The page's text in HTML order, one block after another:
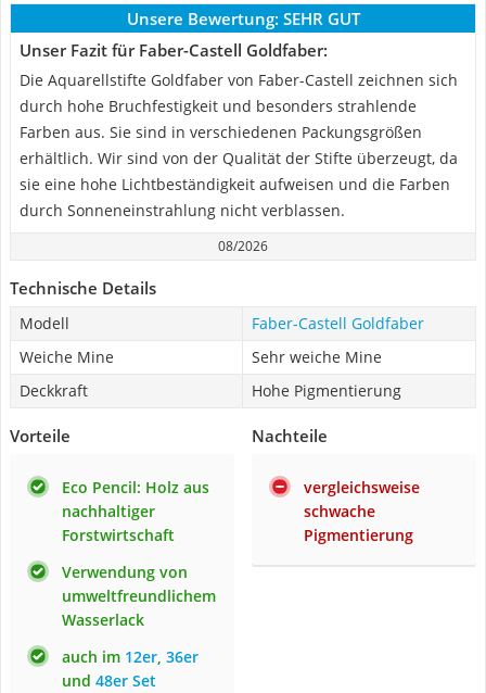
Unsere Bewertung: SEHR GUT
Unser Fazit für Faber-Castell Goldfaber:
Die Aquarellstifte Goldfaber von Faber-Castell zeichnen sich
durch hohe Bruchfestigkeit und besonders strahlende
Farben aus. Sie sind in verschiedenen Packungsgrößen
erhältlich. Wir sind von der Qualität der Stifte überzeugt, da
sie eine hohe Lichtbeständigkeit aufweisen und die Farben
durch Sonneneinstrahlung nicht verblassen.
08/2026
Technische Details
Modell
Faber-Castell Goldfaber
Weiche Mine
Sehr weiche Mine
Deckkraft
Hohe Pigmentierung
Vorteile
Eco Pencil: Holz aus
nachhaltiger
Forstwirtschaft
Verwendung von
umweltfreundlichem
Wasserlack
auch im 12er, 36er
und 48er Set
Nachteile
vergleichsweise
schwache
Pigmentierung